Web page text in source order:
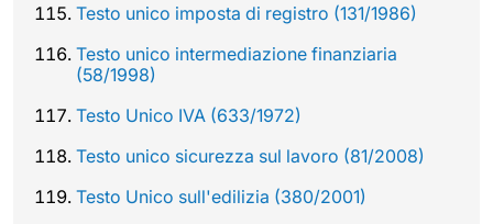
Testo unico imposta di registro (131/1986)
Testo unico intermediazione finanziaria
(58/1998)
Testo Unico IVA (633/1972)
Testo unico sicurezza sul lavoro (81/2008)
Testo Unico sull'edilizia (380/2001)